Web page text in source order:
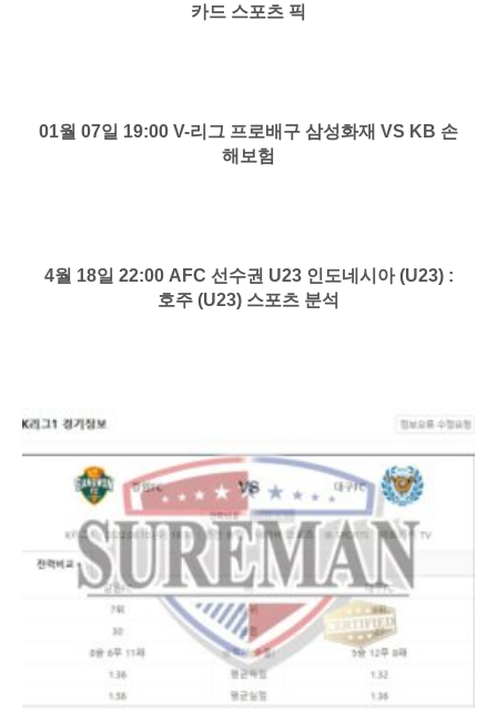
카드 스포츠 픽
01월 07일 19:00 V-리그 프로배구 삼성화재 VS KB 손
해보험
4월 18일 22:00 AFC 선수권 U23 인도네시아 (U23) :
호주 (U23) 스포츠 분석